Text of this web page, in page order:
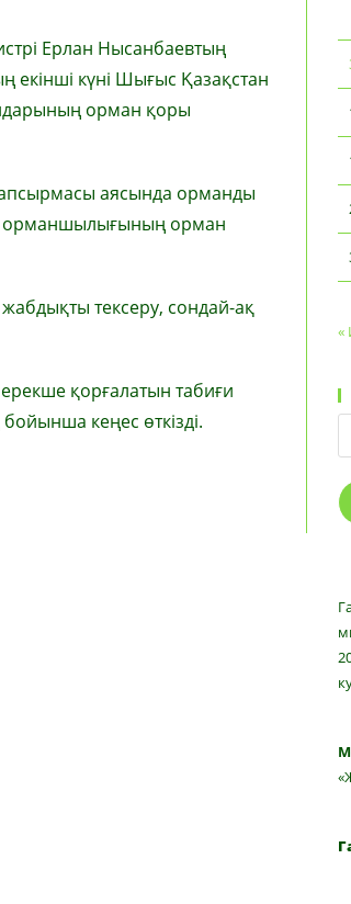
Ерлан Нысанбаевтың
екінші күні Шығыс Қазақстан
орман қоры
аясында орманды
орманшылығының орман
тексеру, сондай-ақ
қорғалатын табиғи
кеңес өткізді.
«